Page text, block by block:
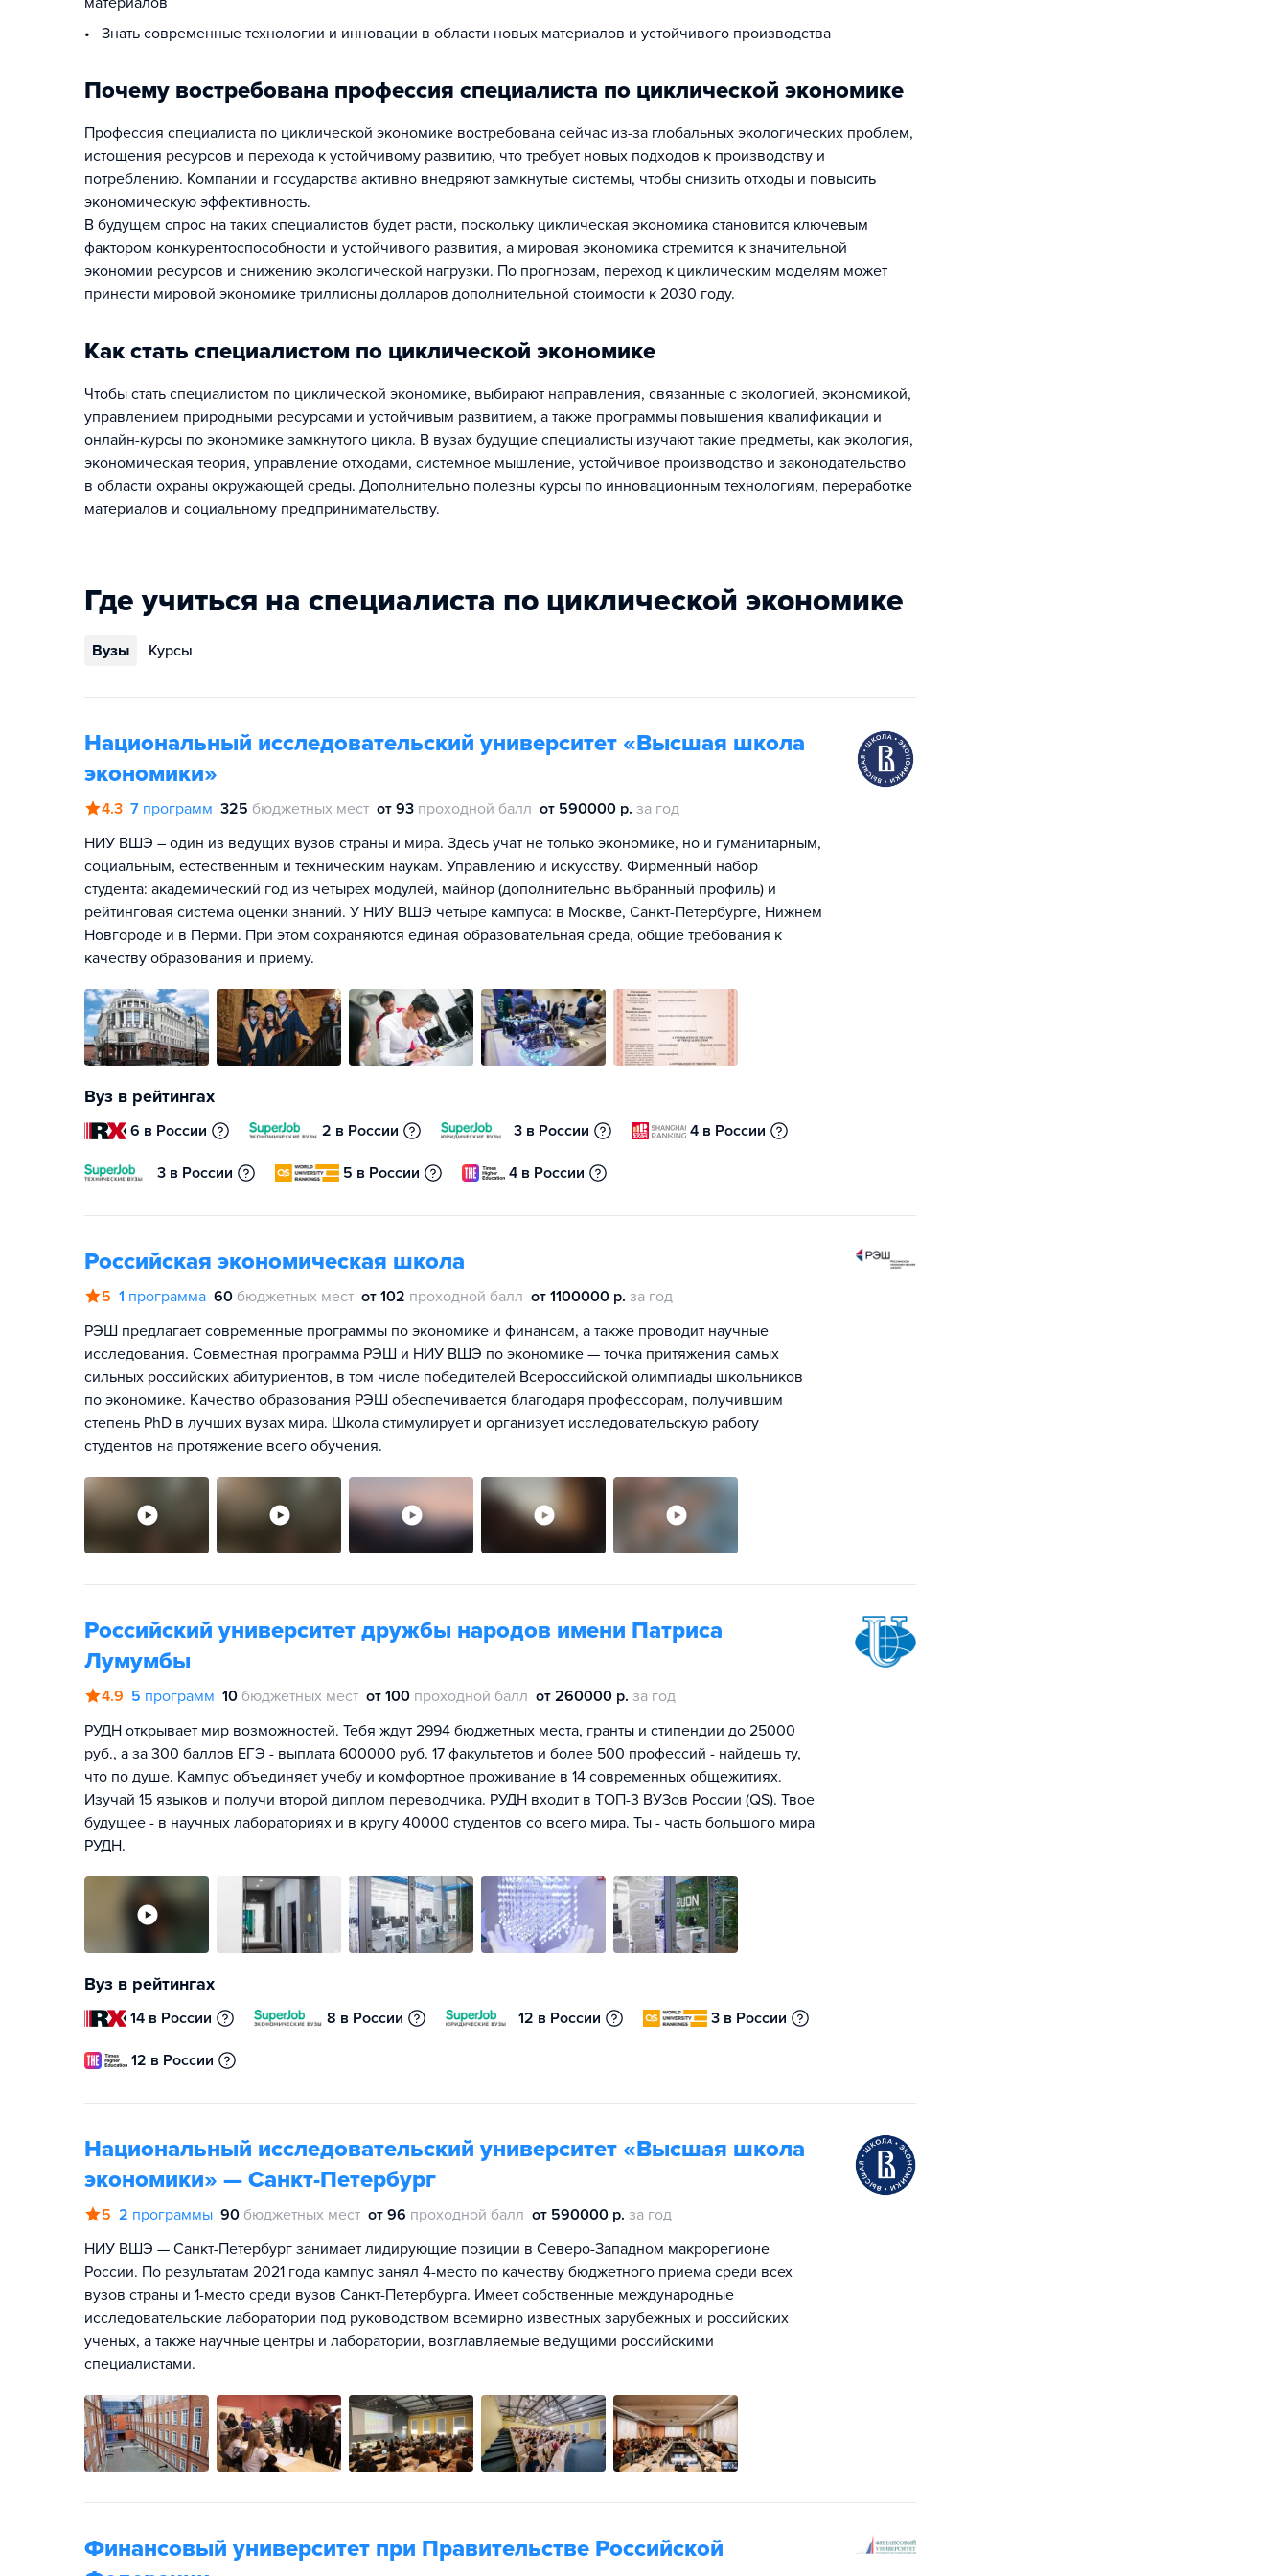
• Знать современные технологии и инновации в области новых материалов и устойчивого производства
Почему востребована профессия специалиста по циклической экономике
Профессия специалиста по циклической экономике востребована сейчас из-за глобальных экологических проблем,
истощения ресурсов и перехода к устойчивому развитию, что требует новых подходов к производству и
потреблению. Компании и государства активно внедряют замкнутые системы, чтобы снизить отходы и повысить
экономическую эффективность.
В будущем спрос на таких специалистов будет расти, поскольку циклическая экономика становится ключевым
фактором конкурентоспособности и устойчивого развития, а мировая экономика стремится к значительной
экономии ресурсов и снижению экологической нагрузки. По прогнозам, переход к циклическим моделям может
принести мировой экономике триллионы долларов дополнительной стоимости к 2030 году.
Как стать специалистом по циклической экономике
Чтобы стать специалистом по циклической экономике, выбирают направления, связанные с экологией, экономикой,
управлением природными ресурсами и устойчивым развитием, а также программы повышения квалификации и
онлайн-курсы по экономике замкнутого цикла. В вузах будущие специалисты изучают такие предметы, как экология,
экономическая теория, управление отходами, системное мышление, устойчивое производство и законодательство
в области охраны окружающей среды. Дополнительно полезны курсы по инновационным технологиям, переработке
материалов и социальному предпринимательству.
Где учиться на специалиста по циклической экономике
Вузы Курсы
Национальный исследовательский университет «Высшая школа
экономики»
4.3 7 программ 325 бюджетных мест от 93 проходной балл от 590000 р. за год
НИУ ВШЭ – один из ведущих вузов страны и мира. Здесь учат не только экономике, но и гуманитарным,
социальным, естественным и техническим наукам. Управлению и искусству. Фирменный набор
студента: академический год из четырех модулей, майнор (дополнительно выбранный профиль) и
рейтинговая система оценки знаний. У НИУ ВШЭ четыре кампуса: в Москве, Санкт-Петербурге, Нижнем
Новгороде и в Перми. При этом сохраняются единая образовательная среда, общие требования к
качеству образования и приему.
Вуз в рейтингах
6 в России 2 в России 3 в России 4 в России
3 в России 5 в России 4 в России
Российская экономическая школа
5 1 программа 60 бюджетных мест от 102 проходной балл от 1100000 р. за год
РЭШ предлагает современные программы по экономике и финансам, а также проводит научные
исследования. Совместная программа РЭШ и НИУ ВШЭ по экономике — точка притяжения самых
сильных российских абитуриентов, в том числе победителей Всероссийской олимпиады школьников
по экономике. Качество образования РЭШ обеспечивается благодаря профессорам, получившим
степень PhD в лучших вузах мира. Школа стимулирует и организует исследовательскую работу
студентов на протяжение всего обучения.
Российский университет дружбы народов имени Патриса
Лумумбы
4.9 5 программ 10 бюджетных мест от 100 проходной балл от 260000 р. за год
РУДН открывает мир возможностей. Тебя ждут 2994 бюджетных места, гранты и стипендии до 25000
руб., а за 300 баллов ЕГЭ - выплата 600000 руб. 17 факультетов и более 500 профессий - найдешь ту,
что по душе. Кампус объединяет учебу и комфортное проживание в 14 современных общежитиях.
Изучай 15 языков и получи второй диплом переводчика. РУДН входит в ТОП-3 ВУЗов России (QS). Твое
будущее - в научных лабораториях и в кругу 40000 студентов со всего мира. Ты - часть большого мира
РУДН.
Вуз в рейтингах
14 в России 8 в России 12 в России 3 в России
12 в России
Национальный исследовательский университет «Высшая школа
экономики» — Санкт-Петербург
5 2 программы 90 бюджетных мест от 96 проходной балл от 590000 р. за год
НИУ ВШЭ — Санкт-Петербург занимает лидирующие позиции в Северо-Западном макрорегионе
России. По результатам 2021 года кампус занял 4-место по качеству бюджетного приема среди всех
вузов страны и 1-место среди вузов Санкт-Петербурга. Имеет собственные международные
исследовательские лаборатории под руководством всемирно известных зарубежных и российских
ученых, а также научные центры и лаборатории, возглавляемые ведущими российскими
специалистами.
Финансовый университет при Правительстве Российской